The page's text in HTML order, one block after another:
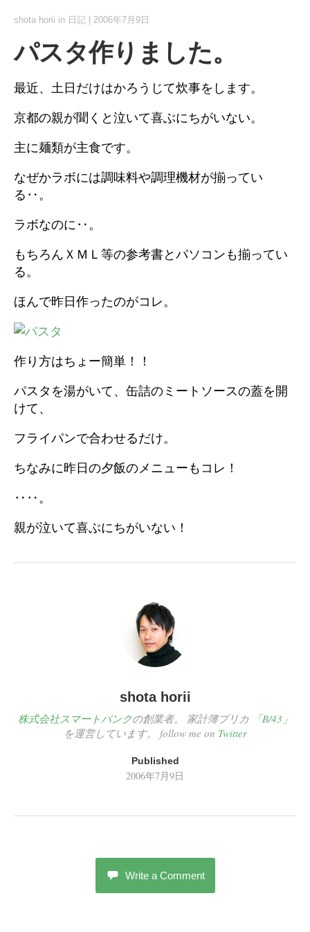
shota horii in 日記 2006年7月9日
パスタ作りました。
最近、土日だけはかろうじて炊事をします。
京都の親が聞くと泣いて喜ぶにちがいない。
主に麺類が主食です。
なぜかラボには調味料や調理機材が揃ってい
る‥。
ラボなのに‥。
もちろんＸＭＬ等の参考書とパソコンも揃ってい
る。
ほんで昨日作ったのがコレ。
作り方はちょー簡単！！
パスタを湯がいて、缶詰のミートソースの蓋を開
けて、
フライパンで合わせるだけ。
ちなみに昨日の夕飯のメニューもコレ！
‥‥。
親が泣いて喜ぶにちがいない！
shota horii
株式会社スマートバンクの創業者。 家計簿プリカ
「B/43」
を運営しています。 follow me on Twitter
Published
2006年7月9日
Write a Comment